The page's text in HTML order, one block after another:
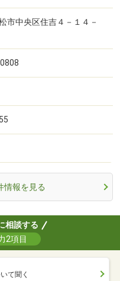
市中央区住吉４－１４－
情報を見る
相談する
2項目
て聞く